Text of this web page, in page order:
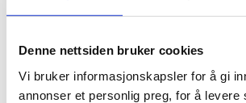
Denne nettsiden bruker cookies
Vi bruker informasjonskapsler for å gi
annonser et personlig preg, for å levere
(forbundsfrist: 18. oktober)
LO koordinator ved et utvalg av de
bygg- og anleggsprosjektene